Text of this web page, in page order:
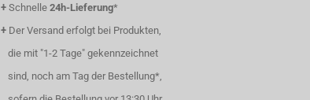
+ Schnelle 24h-Lieferung*
+ Der Versand erfolgt bei Produkten,
die mit "1-2 Tage" gekennzeichnet
sind, noch am Tag der Bestellung*,